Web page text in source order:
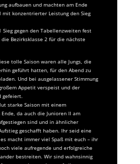
aufbauen und machten am Ende
mit konzentrierter Leistung den Sieg
Sieg gegen den Tabellenzweiten fest
Bezirksklasse 2 für die nächste
tolle Saison waren alle Jungs, die
geführt hatten, für den Abend zu
Und bei ausgelassener Stimmung
Appetit verspeist und der
gefeiert.
starke Saison mit einem
da auch die Junioren II am
sind und in ähnlicher
geschafft haben. Ihr seid eine
macht immer viel Spaß mit euch – ihr
viele aufregende und erfolgreiche
bestreiten. Wir sind wahnsinnig